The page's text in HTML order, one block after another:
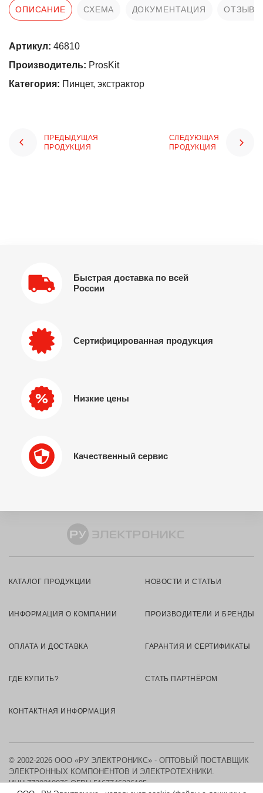
ОПИСАНИЕ СХЕМА ДОКУМЕНТАЦИЯ ОТЗЫВЫ
Артикул: 46810
Производитель: ProsKit
Категория: Пинцет, экстрактор
ПРЕДЫДУЩАЯ
ПРОДУКЦИЯ
СЛЕДУЮЩАЯ
ПРОДУКЦИЯ
Быстрая доставка по всей
России
Сертифицированная продукция
Низкие цены
Качественный сервис
КАТАЛОГ ПРОДУКЦИИ НОВОСТИ И СТАТЬИ
ИНФОРМАЦИЯ О КОМПАНИИ ПРОИЗВОДИТЕЛИ И БРЕНДЫ
ОПЛАТА И ДОСТАВКА ГАРАНТИЯ И СЕРТИФИКАТЫ
ГДЕ КУПИТЬ? СТАТЬ ПАРТНЁРОМ
КОНТАКТНАЯ ИНФОРМАЦИЯ
© 2002-2026 ООО «РУ ЭЛЕКТРОНИКС» - ОПТОВЫЙ ПОСТАВЩИК
ЭЛЕКТРОННЫХ КОМПОНЕНТОВ И ЭЛЕКТРОТЕХНИКИ.
ИНН 7730219976 ОГРН 5167746326105